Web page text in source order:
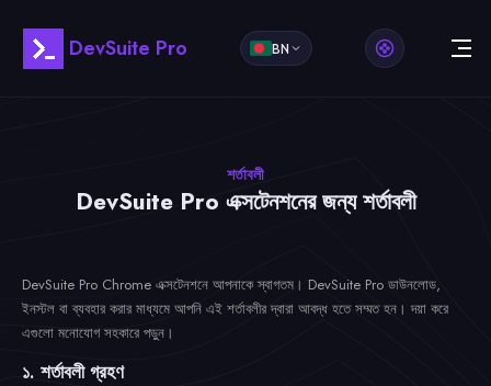
DevSuite Pro BN
শর্তাবলী
DevSuite Pro এক্সটেনশনের জন্য শর্তাবলী
DevSuite Pro Chrome এক্সটেনশনে আপনাকে স্বাগতম। DevSuite Pro ডাউনলোড,
ইনস্টল বা ব্যবহার করার মাধ্যমে আপনি এই শর্তাবলীর দ্বারা আবদ্ধ হতে সম্মত হন। দয়া করে
এগুলো মনোযোগ সহকারে পড়ুন।
১. শর্তাবলী গ্রহণ